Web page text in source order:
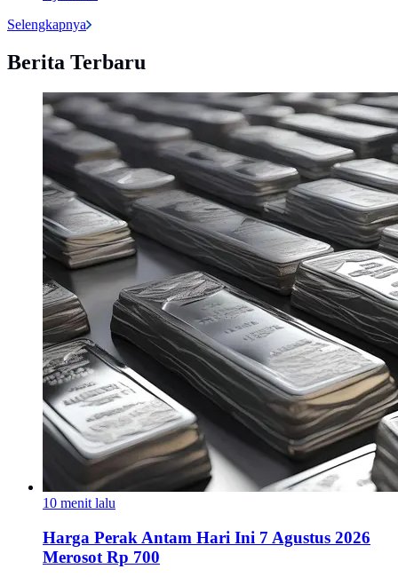
Selengkapnya
Berita Terbaru
10 menit lalu
Harga Perak Antam Hari Ini 7 Agustus 2026
Merosot Rp 700